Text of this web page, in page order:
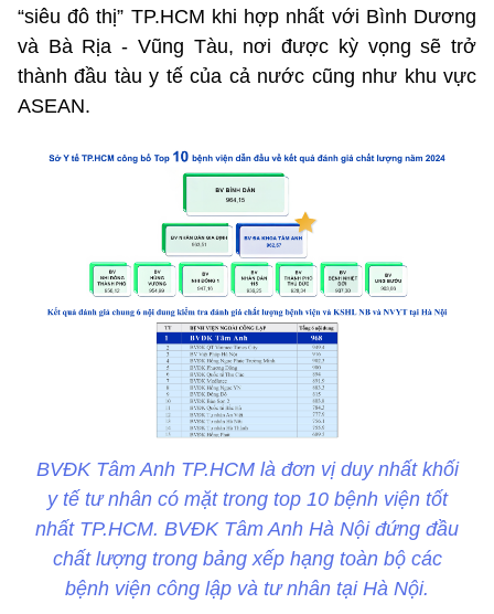
“siêu đô thị” TP.HCM khi hợp nhất với Bình Dương
và Bà Rịa - Vũng Tàu, nơi được kỳ vọng sẽ trở
thành đầu tàu y tế của cả nước cũng như khu vực
ASEAN.
BVĐK Tâm Anh TP.HCM là đơn vị duy nhất khối
y tế tư nhân có mặt trong top 10 bệnh viện tốt
nhất TP.HCM. BVĐK Tâm Anh Hà Nội đứng đầu
chất lượng trong bảng xếp hạng toàn bộ các
bệnh viện công lập và tư nhân tại Hà Nội.